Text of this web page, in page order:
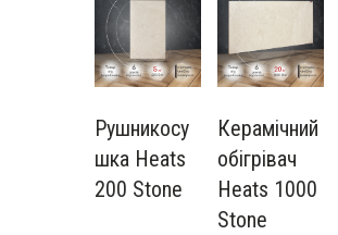
Рушникосу
шка Heats
200 Stone
Керамічний
обігрівач
Heats 1000
Stone